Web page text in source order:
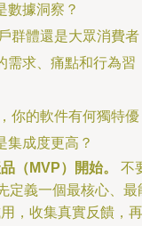
數據洞察？
群體還是大眾消費者
需求、痛點和行為習
你的軟件有何獨特優
集成度更高？
（MVP）開始。
不
定義一個最核心、最
，收集真實反饋，再